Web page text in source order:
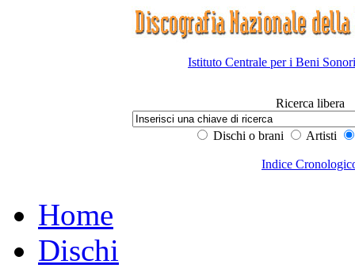
Istituto Centrale per i Beni
Ricerca libera
Dischi o brani Artisti
Indice
Home
Dischi